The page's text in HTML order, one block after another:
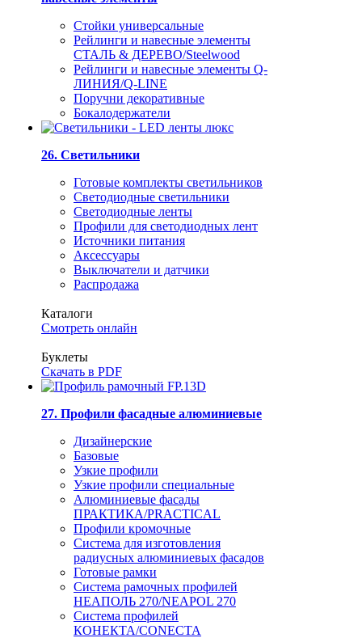
Стойки универсальные
Рейлинги и навесные элементы
СТАЛЬ & ДЕРЕВО/Steelwood
Рейлинги и навесные элементы Q-
ЛИНИЯ/Q-LINE
Поручни декоративные
Бокалодержатели
26. Светильники
Готовые комплекты светильников
Светодиодные светильники
Светодиодные ленты
Профили для светодиодных лент
Источники питания
Аксессуары
Выключатели и датчики
Распродажа
Каталоги
Смотреть онлайн
Буклеты
Скачать в PDF
27. Профили фасадные алюминиевые
Дизайнерские
Базовые
Узкие профили
Узкие профили специальные
Алюминиевые фасады
ПРАКТИКА/PRACTICAL
Профили кромочные
Система для изготовления
радиусных алюминиевых фасадов
Готовые рамки
Система рамочных профилей
НЕАПОЛЬ 270/NEAPOL 270
Система профилей
КОНЕКТА/CONECTA